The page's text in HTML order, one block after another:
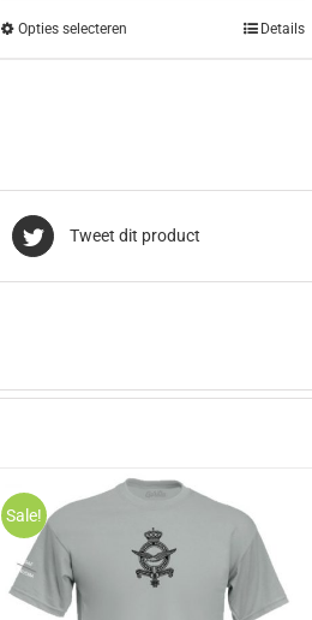
Opties selecteren Details
Tweet dit product
Sale!